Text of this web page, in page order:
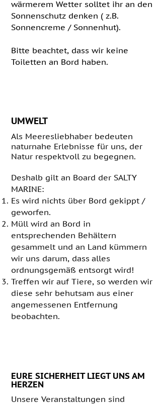
wärmerem Wetter solltet ihr an den
Sonnenschutz denken ( z.B.
Sonnencreme / Sonnenhut).
Bitte beachtet, dass wir keine
Toiletten an Bord haben.
UMWELT
Als Meeresliebhaber bedeuten
naturnahe Erlebnisse für uns, der
Natur respektvoll zu begegnen.
Deshalb gilt an Board der SALTY
MARINE:
Es wird nichts über Bord gekippt /
geworfen.
Müll wird an Bord in
entsprechenden Behältern
gesammelt und an Land kümmern
wir uns darum, dass alles
ordnungsgemäß entsorgt wird!
Treffen wir auf Tiere, so werden wir
diese sehr behutsam aus einer
angemessenen Entfernung
beobachten.
EURE SICHERHEIT LIEGT UNS AM
HERZEN
Unsere Veranstaltungen sind